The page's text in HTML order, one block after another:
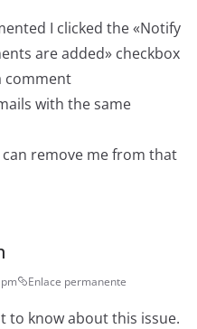
I clicked the «Notify
are added» checkbox
comment
with the same
remove me from that
Enlace permanente
to know about this issue.